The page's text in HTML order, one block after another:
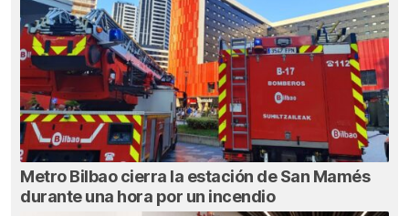
Metro Bilbao cierra la estación de San Mamés
durante una hora por un incendio